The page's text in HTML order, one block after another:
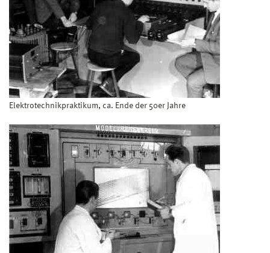
Elektrotechnikpraktikum, ca. Ende der 50er Jahre